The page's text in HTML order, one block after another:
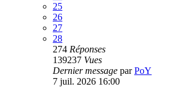
25
26
27
28
274 Réponses
139237 Vues
Dernier message parPoY
7 juil. 2026 16:00